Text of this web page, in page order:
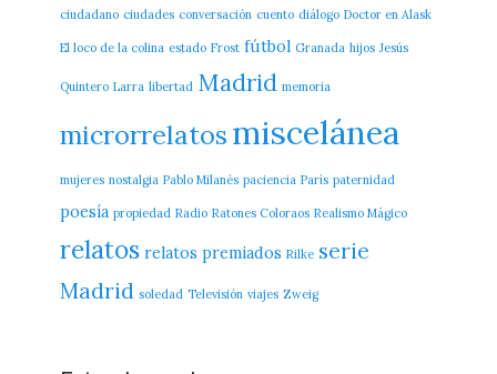
ciudadano ciudades conversación cuento diálogo Doctor en Alask
El loco de la colina estado Frost fútbol Granada hijos Jesús
Quintero Larra libertad Madrid memoria
microrrelatos miscelánea
mujeres nostalgia Pablo Milanés paciencia París paternidad
poesía propiedad Radio Ratones Coloraos Realismo Mágico
relatos relatos premiados Rilke serie
Madrid soledad Televisión viajes Zweig